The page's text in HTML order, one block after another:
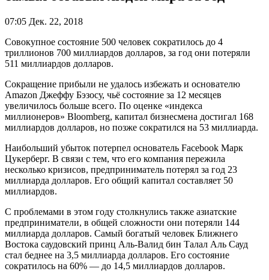
07:05 Дек. 22, 2018
Совокупное состояние 500 человек сократилось до 4
триллионов 700 миллиардов долларов, за год они потеряли
511 миллиардов долларов.
Сокращение прибыли не удалось избежать и основателю
Amazon Джеффу Бэзосу, чьё состояние за 12 месяцев
увеличилось больше всего. По оценке «индекса
миллионеров» Bloomberg, капитал бизнесмена достигал 168
миллиардов долларов, но позже сократился на 53 миллиарда.
Наибольший убыток потерпел основатель Facebook Марк
Цукерберг. В связи с тем, что его компания пережила
несколько кризисов, предприниматель потерял за год 23
миллиарда долларов. Его общий капитал составляет 50
миллиардов.
С проблемами в этом году столкнулись также азиатские
предприниматели, в общей сложности они потеряли 144
миллиарда долларов. Самый богатый человек Ближнего
Востока саудовский принц Аль-Валид бин Талал Аль Сауд
стал беднее на 3,5 миллиарда долларов. Его состояние
сократилось на 60% — до 14,5 миллиардов долларов.